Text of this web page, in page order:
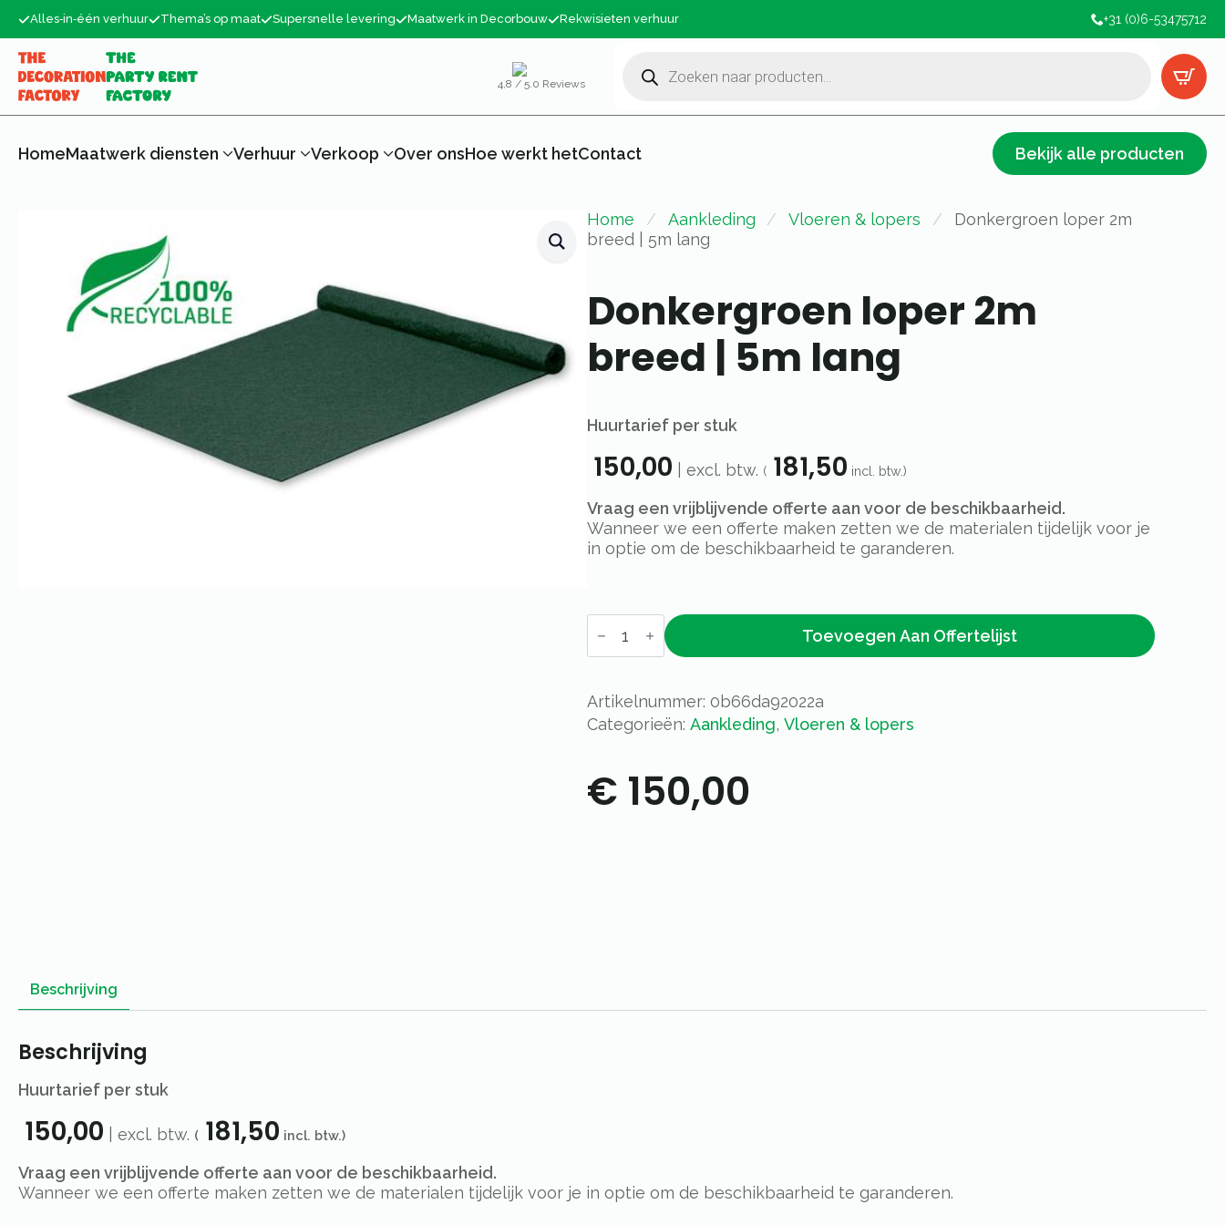
Alles‑in‑één verhuur Thema’s op maat Supersnelle levering Maatwerk in Decorbouw Rekwisieten verhuur +31 (0)6-53475712
4,8 / 5.0 Reviews
zoeken
HomeMaatwerk diensten Verhuur Verkoop Over onsHoe werkt hetContact Bekijk alle producten
Home Aankleding Vloeren & lopers
Donkergroen loper 2m
breed | 5m lang
Donkergroen loper 2m
breed | 5m lang
Huurtarief per stuk
150,00 | excl. btw. (181,50 incl. btw.)
Vraag een vrijblijvende offerte aan voor de beschikbaarheid.
Wanneer we een offerte maken zetten we de materialen tijdelijk voor je
in optie om de beschikbaarheid te garanderen.
Donkergroen
loper
2m
5m
lang
aantal
Toevoegen Aan Offertelijst
Artikelnummer: 0b66da92022a
Categorieën: Aankleding, Vloeren & lopers
€ 150,00
Beschrijving
Beschrijving
Huurtarief per stuk
150,00 | excl. btw. ( 181,50 incl. btw.)
Vraag een vrijblijvende offerte aan voor de beschikbaarheid.
Wanneer we een offerte maken zetten we de materialen tijdelijk voor je in optie om de beschikbaarheid te garanderen.